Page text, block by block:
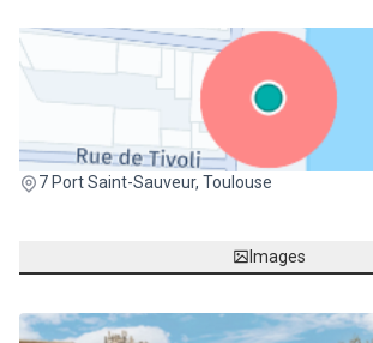
7 Port Saint-Sauveur, Toulouse
(Lien externe)
Images